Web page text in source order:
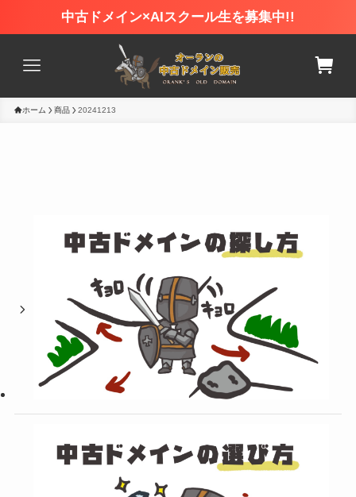
中古ドメイン×AIスクール生を募集中!!
ホーム 商品 20241213